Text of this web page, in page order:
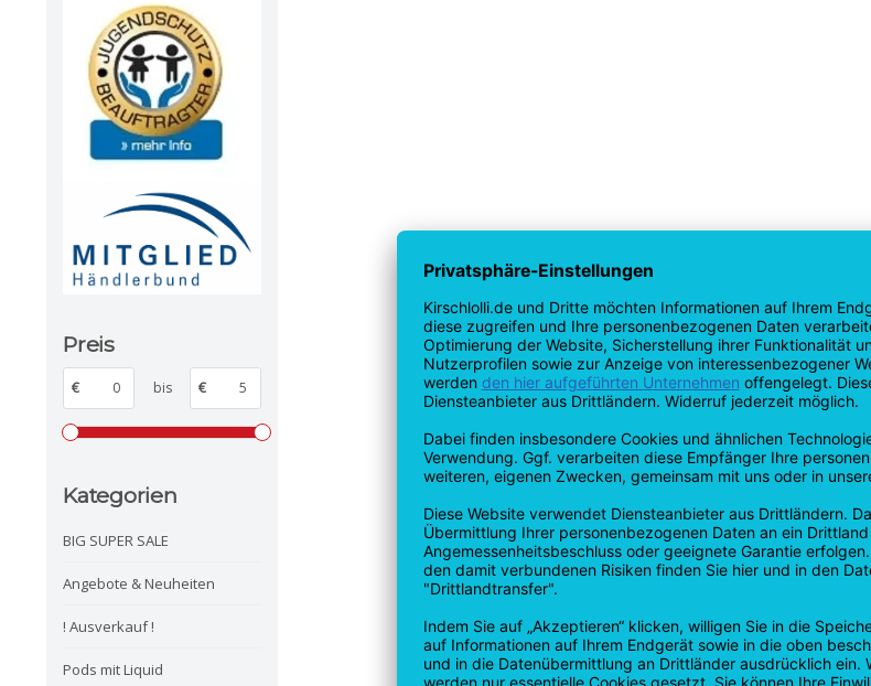
Preis
€ bis €
Kategorien
BIG SUPER SALE
Angebote & Neuheiten
! Ausverkauf !
Pods mit Liquid